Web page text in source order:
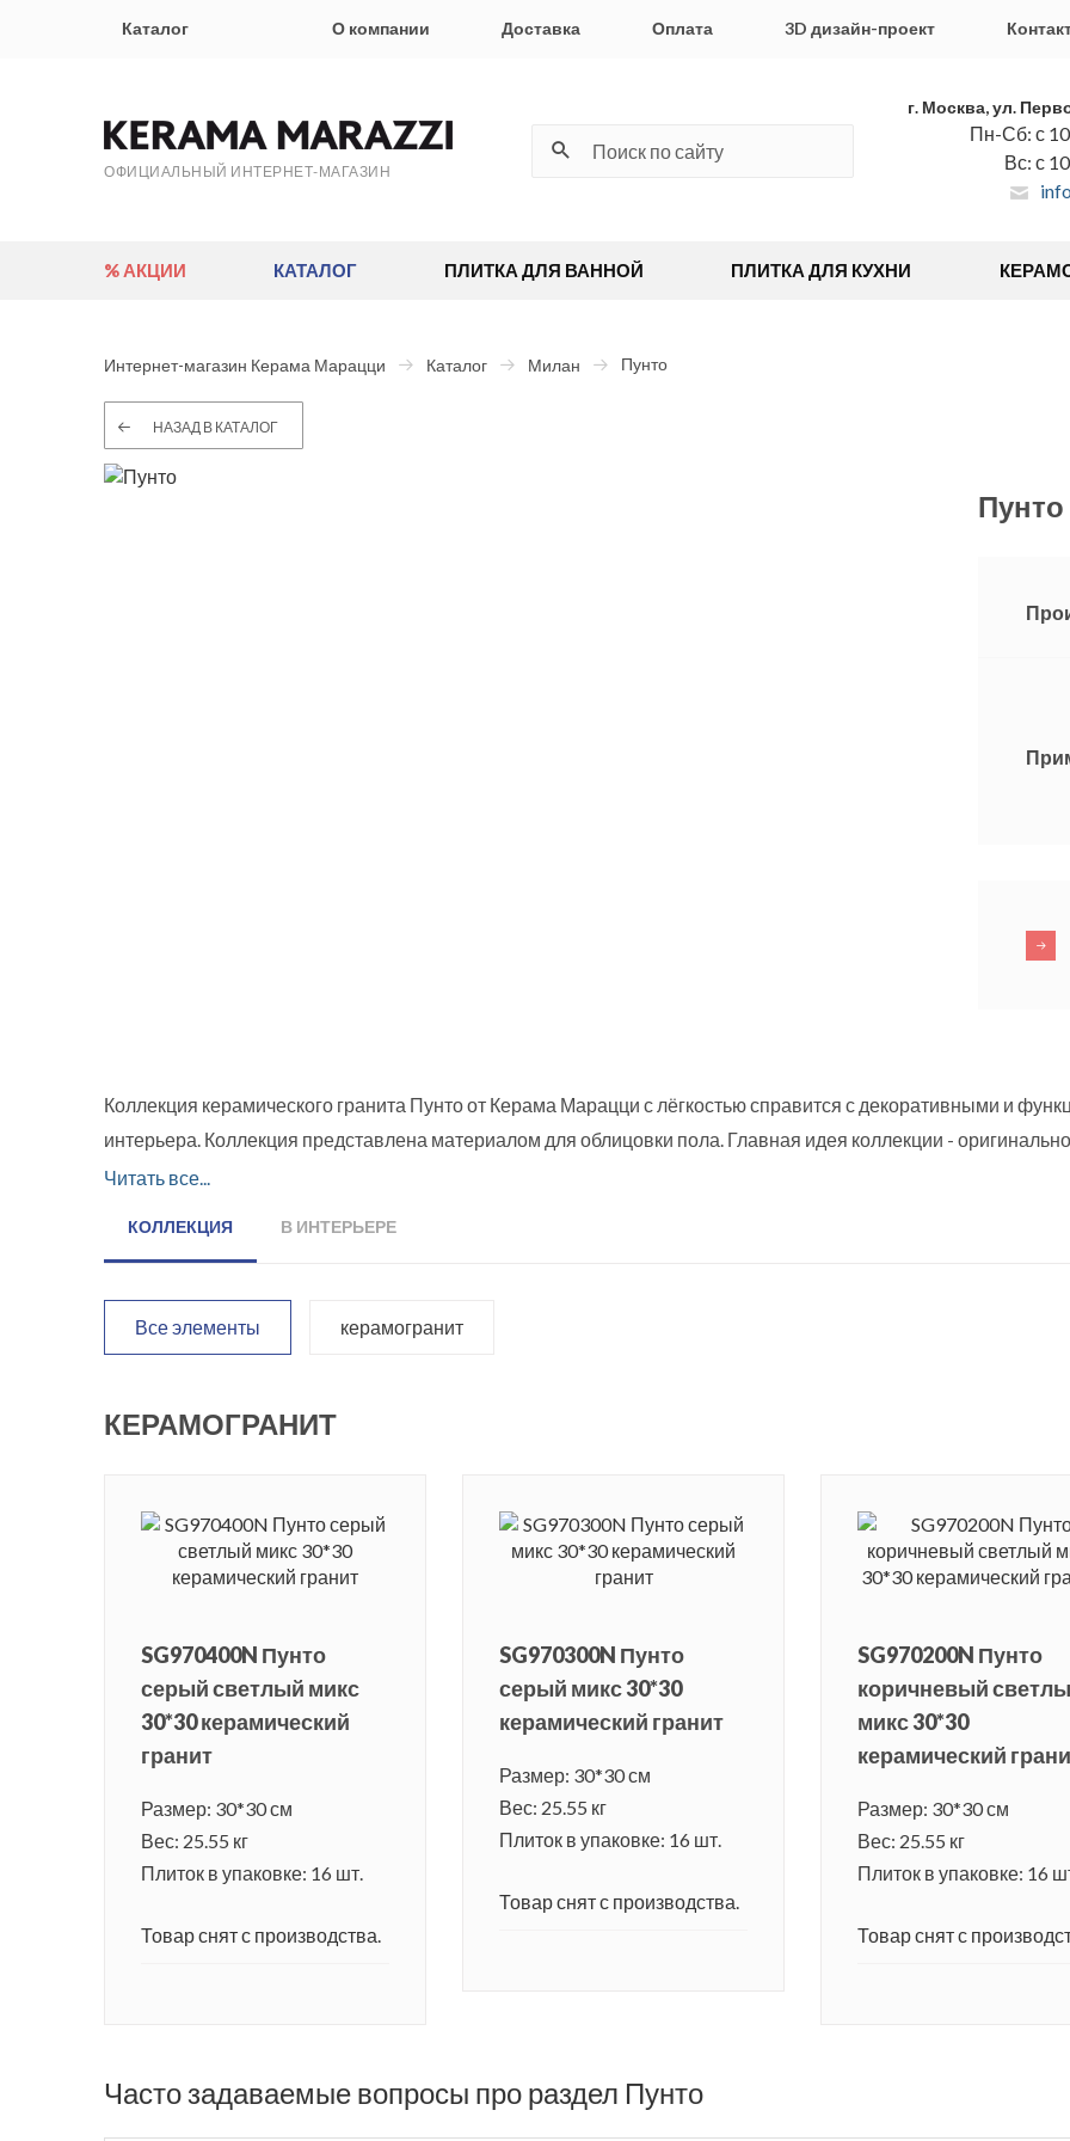
Каталог О компании Доставка Оплата 3D дизайн-проект
ОФИЦИАЛЬНЫЙ ИНТЕРНЕТ-МАГАЗИН
г. Москва, ул.
Пн-Сб: с
Вс: с
% АКЦИИ КАТАЛОГ ПЛИТКА ДЛЯ ВАННОЙ ПЛИТКА ДЛЯ КУХНИ
Интернет-магазин Керама Марацци Каталог Милан Пунто
НАЗАД В КАТАЛОГ
Пунто
Коллекция керамического гранита Пунто от Керама Марацци с лёгкостью справится с декоративными и
интерьера. Коллекция представлена материалом для облицовки пола. Главная идея коллекции -
Производитель предложил три варианта оформления керамогранита. На поверхность плит нанесли
индивидуальным, а обстановка будет восприниматься под новым углом. Керамогранит выполнен в форме
Читать все...
КОЛЛЕКЦИЯ В ИНТЕРЬЕРЕ
Все элементы керамогранит
КЕРАМОГРАНИТ
SG970400N Пунто
серый светлый микс
30*30 керамический
гранит
Размер: 30*30 см
Вес: 25.55 кг
Плиток в упаковке: 16 шт.
Товар снят с производства.
SG970300N Пунто
серый микс 30*30
керамический гранит
Размер: 30*30 см
Вес: 25.55 кг
Плиток в упаковке: 16 шт.
Товар снят с производства.
SG970200N Пунто
коричневый
микс 30*30
керамический
Размер: 30*30 см
Вес: 25.55 кг
Плиток в упаковке: 16
Товар снят с
Часто задаваемые вопросы про раздел Пунто